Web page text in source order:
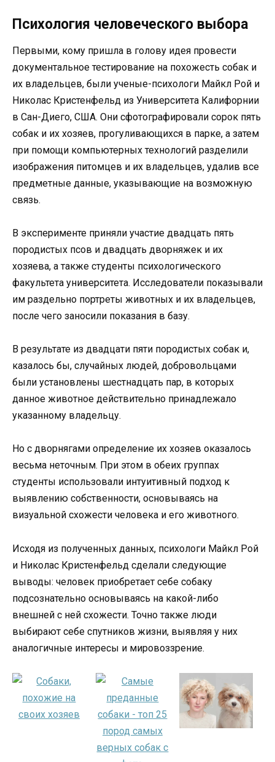
Психология человеческого выбора
Первыми, кому пришла в голову идея провести
документальное тестирование на похожесть собак и
их владельцев, были ученые-психологи Майкл Рой и
Николас Кристенфельд из Университета Калифорнии
в Сан-Диего, США. Они сфотографировали сорок пять
собак и их хозяев, прогуливающихся в парке, а затем
при помощи компьютерных технологий разделили
изображения питомцев и их владельцев, удалив все
предметные данные, указывающие на возможную
связь.
В эксперименте приняли участие двадцать пять
породистых псов и двадцать дворняжек и их
хозяева, а также студенты психологического
факультета университета. Исследователи показывали
им раздельно портреты животных и их владельцев,
после чего заносили показания в базу.
В результате из двадцати пяти породистых собак и,
казалось бы, случайных людей, добровольцами
были установлены шестнадцать пар, в которых
данное животное действительно принадлежало
указанному владельцу.
Но с дворнягами определение их хозяев оказалось
весьма неточным. При этом в обеих группах
студенты использовали интуитивный подход к
выявлению собственности, основываясь на
визуальной схожести человека и его животного.
Исходя из полученных данных, психологи Майкл Рой
и Николас Кристенфельд сделали следующие
выводы: человек приобретает себе собаку
подсознательно основываясь на какой-либо
внешней с ней схожести. Точно также люди
выбирают себе спутников жизни, выявляя у них
аналогичные интересы и мировоззрение.